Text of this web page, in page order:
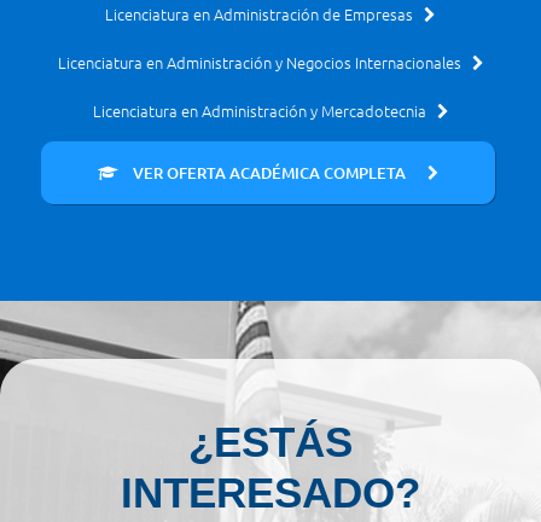
Licenciatura en Administración de Empresas
Licenciatura en Administración y Negocios Internacionales
Licenciatura en Administración y Mercadotecnia
VER OFERTA ACADÉMICA COMPLETA